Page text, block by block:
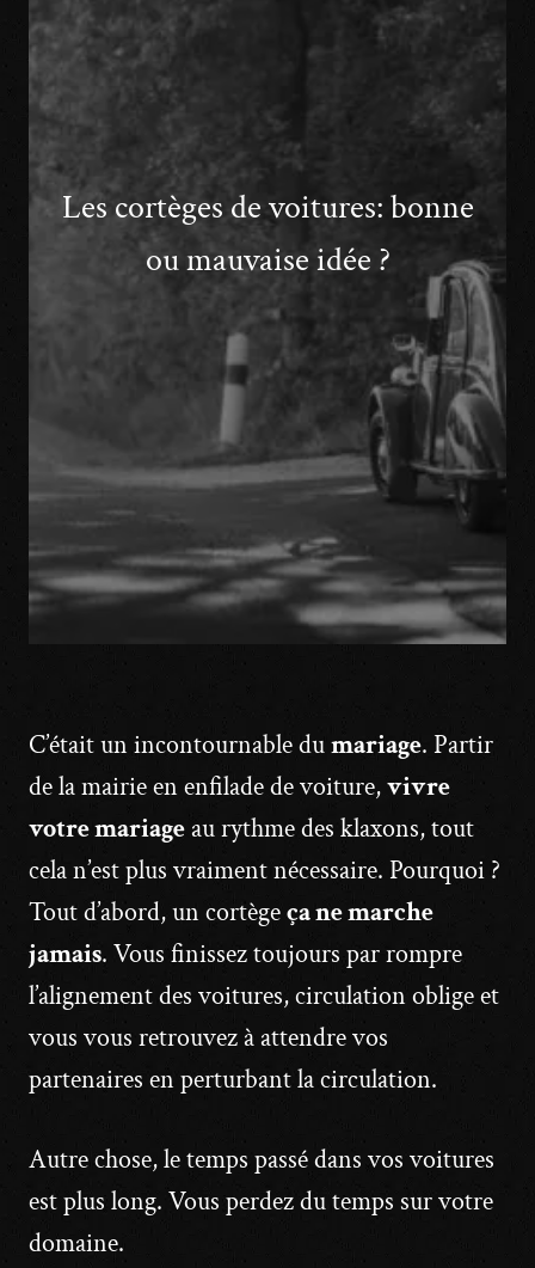
Les cortèges de voitures: bonne
ou mauvaise idée ?
C’était un incontournable dumariage. Partir
de la mairie en enfilade de voiture,vivre
votre mariageau rythme des klaxons, tout
cela n’est plus vraiment nécessaire. Pourquoi ?
Tout d’abord, un cortègeça ne marche
jamais. Vous finissez toujours par rompre
l’alignement des voitures, circulation oblige et
vous vous retrouvez à attendre vos
partenaires en perturbant la circulation.
Autre chose, le temps passé dans vos voitures
est plus long. Vous perdez du temps sur votre
domaine.